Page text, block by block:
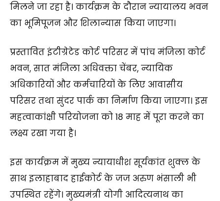
मिलने जा रहा है। कार्यक्रम के दौरान न्यायालय भवन
का भूमिपूजन और शिलान्यास किया जाएगा।
प्रस्तावित इंटीग्रेटेड कोर्ट परिसर में पांच मंजिला कोर्ट
भवन, सात मंजिला अधिवक्ता चेंबर, न्यायिक
अधिकारियों और कर्मचारियों के लिए आवासीय
परिसर तथा सुंदर पार्क का निर्माण किया जाएगा। इस
महत्वाकांक्षी परियोजना को 18 माह में पूरा करने का
लक्ष्य रखा गया है।
इस कार्यक्रम में मुख्य न्यायाधीश सूर्यकांत शुक्ल के
साथ इलाहाबाद हाईकोर्ट के जज अरुण भंसाली भी
उपस्थित रहेंगे। मुख्यमंत्री योगी आदित्यनाथ का